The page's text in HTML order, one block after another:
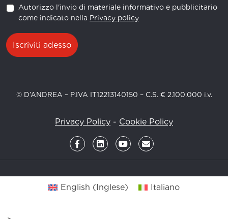
Autorizzo l'invio di materiale informativo e pubblicitario
come indicato nella Privacy policy
Iscriviti adesso
© D’ANDREA – P.IVA IT12213140150 – C.S. € 2.100.000 i.v.
Privacy Policy - Cookie Policy
English (Inglese) Italiano